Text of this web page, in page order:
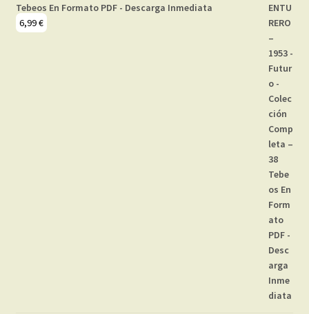
Tebeos En Formato PDF - Descarga Inmediata
6,99€